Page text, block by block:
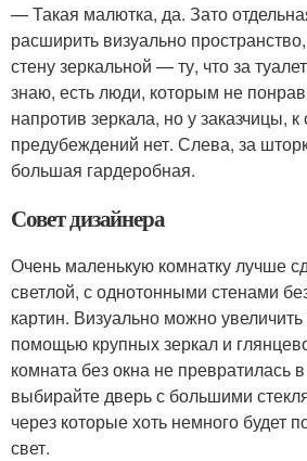
— Такая малютка, да. Зато
расширить визуально
стену зеркальной — ту, что за
знаю, есть люди, которым не
напротив зеркала, но у заказчицы, к
предубеждений нет. Слева, за
большая гардеробная.
Совет дизайнера
Очень маленькую комнатку лучше
светлой, с однотонными стенами
картин. Визуально можно
помощью крупных зеркал и
комната без окна не превратилась
выбирайте дверь с большими
через которые хоть немного будет
свет.